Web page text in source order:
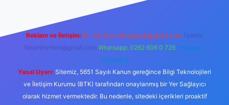
Reklam ve İletişim: E-mail: backlinkpaneli@gmail.com Teams:
forumhizmeti@gmail.com Whatsapp: 0262 606 0 726 Telegram:
@karabul
Yasal Uyarı: Sitemiz, 5651 Sayılı Kanun gereğince Bilgi Teknolojileri
ve İletişim Kurumu (BTK) tarafından onaylanmış bir Yer Sağlayıcı
olarak hizmet vermektedir. Bu nedenle, sitedeki içerikleri proaktif